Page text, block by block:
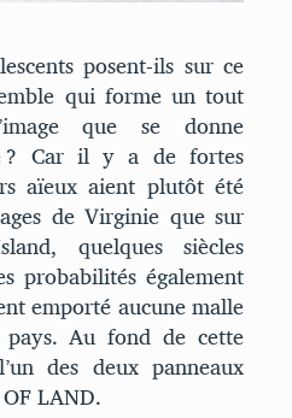
posent-ils sur ce
qui forme un tout
que se donne
? Car il y a de fortes
aïeux aient plutôt été
de Virginie que sur
quelques siècles
probabilités également
emporté aucune malle
Au fond de cette
des deux panneaux
LAND.